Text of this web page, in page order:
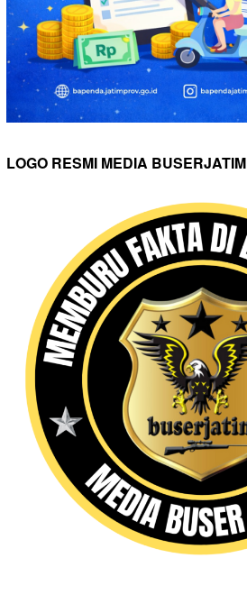
LOGO RESMI MEDIA BUSERJATIM